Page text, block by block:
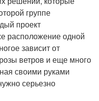
группе
проект
расположение одной
зависит от
ветров и еще много
своими руками
серьезно